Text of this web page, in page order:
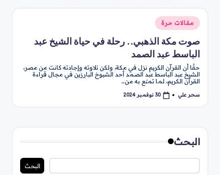
نُشر
فيمقالات حرة
صوت مكة الذهبي.. رحلة في حياة الشيخ عبد
الباسط عبد الصمد
حقًا أن القرآن الكريم نزل في مكة، ولكن تلاوته وإجادته كانت من مصر،
الشيخ عبد الباسط عبد الصمد أحد الشيوخ البارزين في مجال قراءة
القرآن الكريم، لما تمتع به من…
تمّ
بواسطة
سحر علي 30 نوفمبر 2024
البحث
البحث